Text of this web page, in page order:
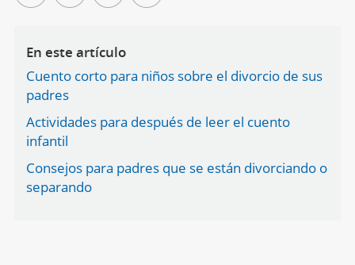
En este artículo
Cuento corto para niños sobre el divorcio de sus
padres
Actividades para después de leer el cuento
infantil
Consejos para padres que se están divorciando o
separando